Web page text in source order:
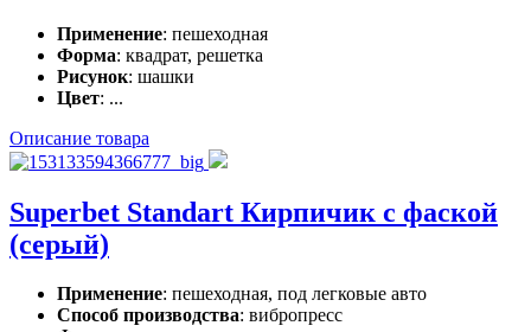
Применение: пешеходная
Форма: квадрат, решетка
Рисунок: шашки
Цвет: ...
Описание товара
Superbet Standart Кирпичик с фаской
(серый)
Применение: пешеходная, под легковые авто
Способ производства: вибропресс